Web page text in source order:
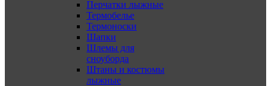
Перчатки лыжные
Термобелье
Термоноски
Шапки
Шлемы для
сноуборда
Штаны и костюмы
лыжные